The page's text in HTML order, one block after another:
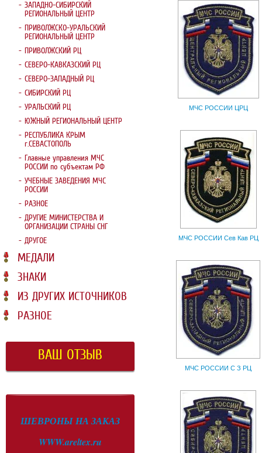
МЧС РОССИИ ЦРЦ
МЧС РОССИИ Сев Кав РЦ
МЧС РОССИИ С З РЦ
ЗАПАДНО-СИБИРСКИЙ
РЕГИОНАЛЬНЫЙ ЦЕНТР
ПРИВОЛЖСКО-УРАЛЬСКИЙ
РЕГИОНАЛЬНЫЙ ЦЕНТР
ПРИВОЛЖСКИЙ РЦ
СЕВЕРО-КАВКАЗСКИЙ РЦ
СЕВЕРО-ЗАПАДНЫЙ РЦ
СИБИРСКИЙ РЦ
УРАЛЬСКИЙ РЦ
ЮЖНЫЙ РЕГИОНАЛЬНЫЙ ЦЕНТР
РЕСПУБЛИКА КРЫМ
г.СЕВАСТОПОЛЬ
Главные управления МЧС
РОССИИ по субъектам РФ
УЧЕБНЫЕ ЗАВЕДЕНИЯ МЧС
РОССИИ
РАЗНОЕ
ДРУГИЕ МИНИСТЕРСТВА И
ОРГАНИЗАЦИИ СТРАНЫ СНГ
ДРУГОЕ
МЕДАЛИ
ЗНАКИ
ИЗ ДРУГИХ ИСТОЧНИКОВ
РАЗНОЕ
ВАШ ОТЗЫВ
ШЕВРОНЫ НА ЗАКАЗ
WWW.areltex.ru